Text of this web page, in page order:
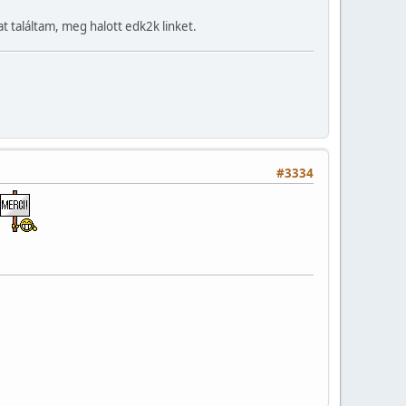
találtam, meg halott edk2k linket.
#3334